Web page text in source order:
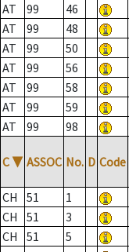
AT
99 46
AT
99 48
AT
99 50
AT
99 56
AT
99 58
AT
99 59
AT
99 98
C ▼ ASSOC No. D Code
CH 51 1
CH
51 3
CH
51 5